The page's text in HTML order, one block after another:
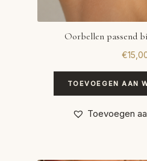
Oorbellen passend
€
TOEVOEGEN AAN
Toevoegen